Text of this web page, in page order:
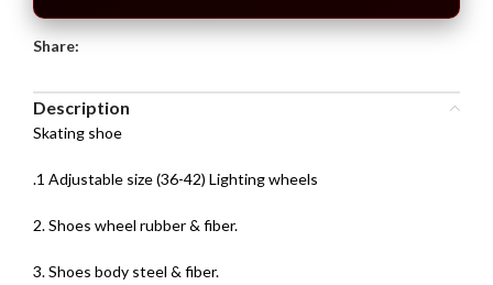
Share:
Description
Skating shoe
.1 Adjustable size (36-42) Lighting wheels
2. Shoes wheel rubber & fiber.
3. Shoes body steel & fiber.